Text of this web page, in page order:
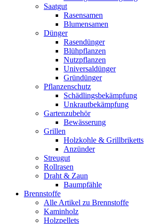
Saatgut
Rasensamen
Blumensamen
Dünger
Rasendünger
Blühpflanzen
Nutzpflanzen
Universaldünger
Gründünger
Pflanzenschutz
Schädlingsbekämpfung
Unkrautbekämpfung
Gartenzubehör
Bewässerung
Grillen
Holzkohle & Grillbriketts
Anzünder
Streugut
Rollrasen
Draht & Zaun
Baumpfähle
Brennstoffe
Alle Artikel zu Brennstoffe
Kaminholz
Holzpellets